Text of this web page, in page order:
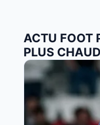
ACTU FOOT
PLUS